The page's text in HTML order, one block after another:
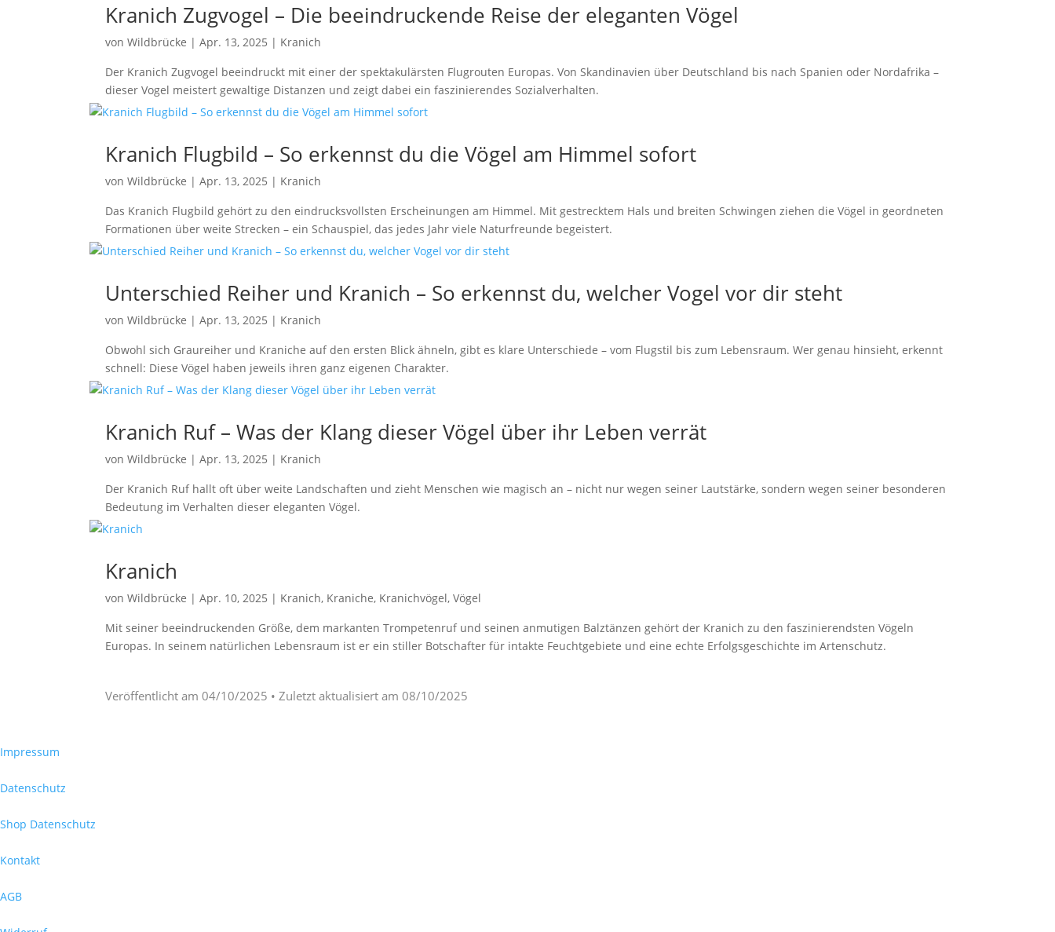
Kranich Zugvogel – Die beeindruckende Reise der eleganten Vögel
vonWildbrücke |Apr. 13, 2025 | Kranich
Der Kranich Zugvogel beeindruckt mit einer der spektakulärsten Flugrouten Europas. Von Skandinavien über Deutschland bis nach Spanien oder Nordafrika –
dieser Vogel meistert gewaltige Distanzen und zeigt dabei ein faszinierendes Sozialverhalten.
Kranich Flugbild – So erkennst du die Vögel am Himmel sofort
vonWildbrücke |Apr. 13, 2025 | Kranich
Das Kranich Flugbild gehört zu den eindrucksvollsten Erscheinungen am Himmel. Mit gestrecktem Hals und breiten Schwingen ziehen die Vögel in geordneten
Formationen über weite Strecken – ein Schauspiel, das jedes Jahr viele Naturfreunde begeistert.
Unterschied Reiher und Kranich – So erkennst du, welcher Vogel vor dir steht
vonWildbrücke |Apr. 13, 2025 | Kranich
Obwohl sich Graureiher und Kraniche auf den ersten Blick ähneln, gibt es klare Unterschiede – vom Flugstil bis zum Lebensraum. Wer genau hinsieht, erkennt
schnell: Diese Vögel haben jeweils ihren ganz eigenen Charakter.
Kranich Ruf – Was der Klang dieser Vögel über ihr Leben verrät
vonWildbrücke |Apr. 13, 2025 | Kranich
Der Kranich Ruf hallt oft über weite Landschaften und zieht Menschen wie magisch an – nicht nur wegen seiner Lautstärke, sondern wegen seiner besonderen
Bedeutung im Verhalten dieser eleganten Vögel.
Kranich
vonWildbrücke |Apr. 10, 2025 | Kranich, Kraniche, Kranichvögel,Vögel
Mit seiner beeindruckenden Größe, dem markanten Trompetenruf und seinen anmutigen Balztänzen gehört der Kranich zu den faszinierendsten Vögeln
Europas. In seinem natürlichen Lebensraum ist er ein stiller Botschafter für intakte Feuchtgebiete und eine echte Erfolgsgeschichte im Artenschutz.
Veröffentlicht am04/10/2025 • Zuletzt aktualisiert am08/10/2025
Impressum
Datenschutz
Shop Datenschutz
Kontakt
AGB